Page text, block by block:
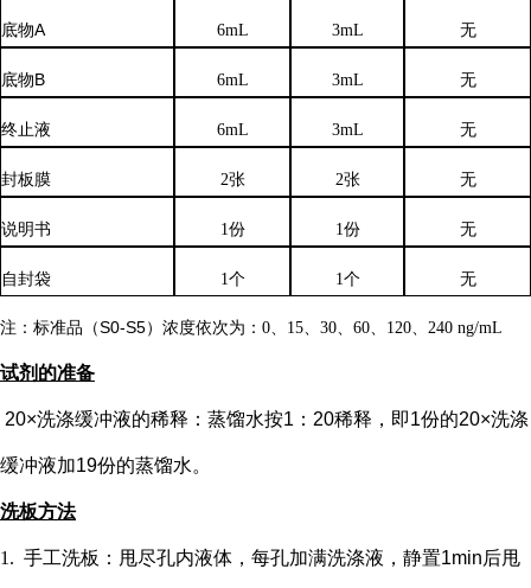
底物A 6mL 3mL 无
底物B 6mL 3mL 无
终止液 6mL 3mL 无
封板膜 2张 2张 无
说明书 1份 1份 无
自封袋 1个 1个 无
注：标准品（S0-S5）浓度依次为： 0、15、30、60、120、240 ng/mL
试剂的准备
20×洗涤缓冲液的稀释：蒸馏水按1：20稀释，即1份的20×洗涤
缓冲液加19份的蒸馏水。
洗板方法
1. 手工洗板：甩尽孔内液体，每孔加满洗涤液，静置1min后甩